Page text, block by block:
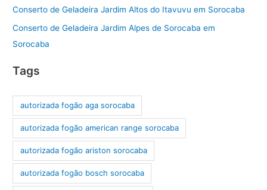
Conserto de Geladeira Jardim Altos do Itavuvu em Sorocaba
Conserto de Geladeira Jardim Alpes de Sorocaba em
Sorocaba
Tags
autorizada fogão aga sorocaba
autorizada fogão american range sorocaba
autorizada fogão ariston sorocaba
autorizada fogão bosch sorocaba